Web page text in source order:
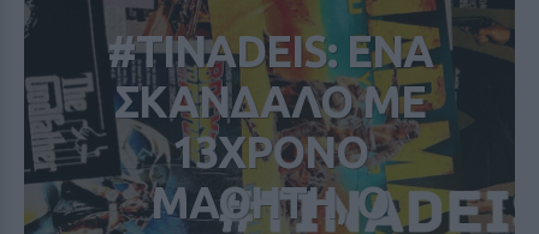
#TINADEIS: ΕΝΑ
ΣΚΑΝΔΑΛΟ ΜΕ
13ΧΡΟΝΟ
ΜΑΘΗΤΗ, Ο